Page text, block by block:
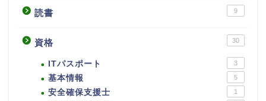
読書 9
資格 30
ITパスポート 3
基本情報 5
安全確保支援士 1